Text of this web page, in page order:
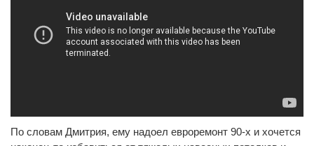
По словам Дмитрия, ему надоел евроремонт 90-х и хочется